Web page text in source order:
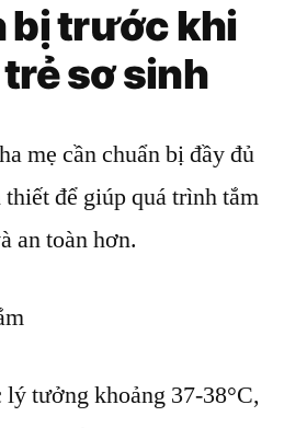
bị trước khi
sơ sinh
mẹ cần chuẩn bị đầy đủ
để giúp quá trình tắm
an toàn hơn.
tưởng khoảng 37-38°C,